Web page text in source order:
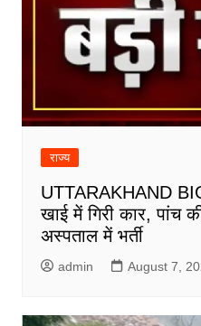
राज्य
UTTARAKHAND
खाई में गिरी कार, पांच
अस्पताल में भर्ती
admin August 7,